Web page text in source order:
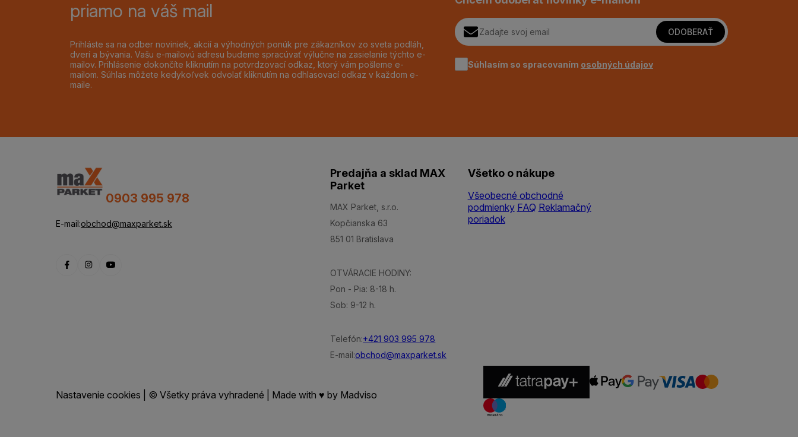
priamo na váš mail
Prihláste sa na odber noviniek, akcií a výhodných ponúk pre zákazníkov zo sveta podláh,
dverí a bývania. Vašu e-mailovú adresu budeme spracúvať výlučne na zasielanie týchto e-
mailov. Prihlásenie dokončíte kliknutím na potvrdzovací odkaz, ktorý vám pošleme e-
mailom. Súhlas môžete kedykoľvek odvolať kliknutím na odhlasovací odkaz v každom e-
maile.
ODOBERAŤ
Súhlasím so spracovaním osobných údajov
0903 995 978
E-mail:obchod@maxparket.sk
Predajňa a sklad MAX
Parket
MAX Parket, s.r.o.
Kopčianska 63
851 01 Bratislava
OTVÁRACIE HODINY:
Pon - Pia: 8-18 h.
Sob: 9-12 h.
Telefón:+421 903 995 978
E-mail:obchod@maxparket.sk
Všetko o nákupe
Všeobecné obchodné
podmienky FAQ Reklamačný
poriadok
Nastavenie cookies | © Všetky práva vyhradené | Made with ♥ by Madviso